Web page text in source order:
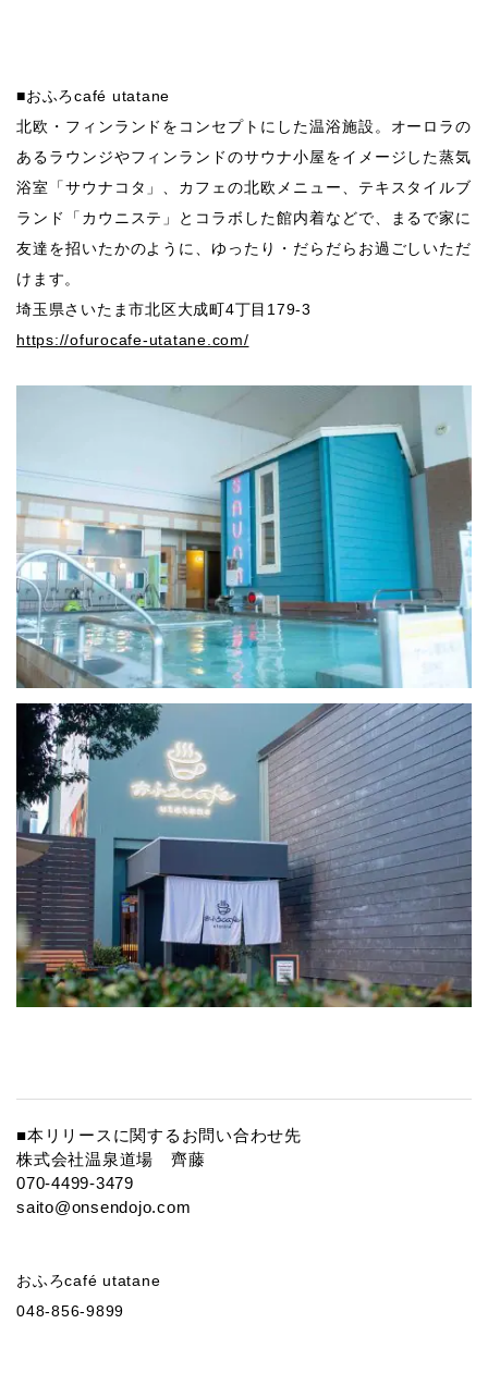
■おふろcafé utatane
北欧・フィンランドをコンセプトにした温浴施設。オーロラの
あるラウンジやフィンランドのサウナ小屋をイメージした蒸気
浴室「サウナコタ」、カフェの北欧メニュー、テキスタイルブ
ランド「カウニステ」とコラボした館内着などで、まるで家に
友達を招いたかのように、ゆったり・だらだらお過ごしいただ
けます。
埼玉県さいたま市北区大成町4丁目179-3
https://ofurocafe-utatane.com/
■本リリースに関するお問い合わせ先
株式会社温泉道場 齊藤
070-4499-3479
saito@onsendojo.com
おふろcafé utatane
048-856-9899